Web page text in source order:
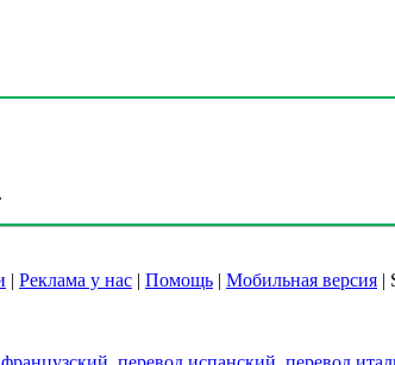
| Реклама у нас | Помощь | Мобильная версия |